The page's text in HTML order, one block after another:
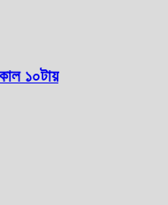
১০টায়